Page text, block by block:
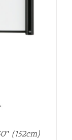
(152cm)